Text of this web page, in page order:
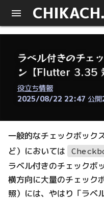
ラベル付きのチェ
ン【Flutter 3.35
役立ち情報
2025/08/22 22:47 公開
一般的なチェックボック
ど）においては
ラベル付きのチェックボ
横方向に大量のチェック
照）には、やはり「ラベ